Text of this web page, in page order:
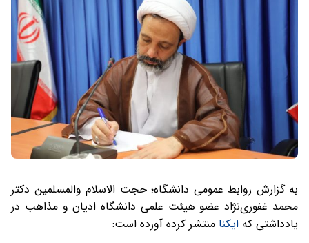
به گزارش روابط عمومی دانشگاه؛ حجت الاسلام والمسلمین دکتر
محمد غفوری‌نژاد عضو هیئت علمی دانشگاه ادیان و مذاهب در
یادداشتی که ایکنا منتشر کرده آورده است: